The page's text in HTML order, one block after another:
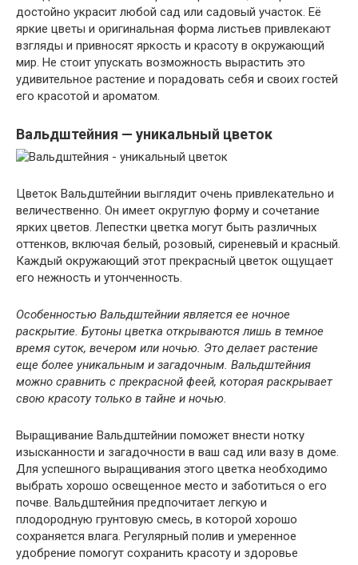
достойно украсит любой сад или садовый участок. Её
яркие цветы и оригинальная форма листьев привлекают
взгляды и привносят яркость и красоту в окружающий
мир. Не стоит упускать возможность вырастить это
удивительное растение и порадовать себя и своих гостей
его красотой и ароматом.
Вальдштейния — уникальный цветок
Цветок Вальдштейнии выглядит очень привлекательно и
величественно. Он имеет округлую форму и сочетание
ярких цветов. Лепестки цветка могут быть различных
оттенков, включая белый, розовый, сиреневый и красный.
Каждый окружающий этот прекрасный цветок ощущает
его нежность и утонченность.
Особенностью Вальдштейнии является ее ночное
раскрытие. Бутоны цветка открываются лишь в темное
время суток, вечером или ночью. Это делает растение
еще более уникальным и загадочным. Вальдштейния
можно сравнить с прекрасной феей, которая раскрывает
свою красоту только в тайне и ночью.
Выращивание Вальдштейнии поможет внести нотку
изысканности и загадочности в ваш сад или вазу в доме.
Для успешного выращивания этого цветка необходимо
выбрать хорошо освещенное место и заботиться о его
почве. Вальдштейния предпочитает легкую и
плодородную грунтовую смесь, в которой хорошо
сохраняется влага. Регулярный полив и умеренное
удобрение помогут сохранить красоту и здоровье